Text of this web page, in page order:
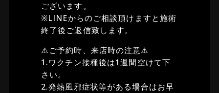
ございます。
※LINEからのご相談頂けますと施術
終了後ご返信致します。
⚠️ご予約時、来店時の注意⚠️
1.ワクチン接種後は1週間空けて下
さい。
2.発熱風邪症状等がある場合はお早